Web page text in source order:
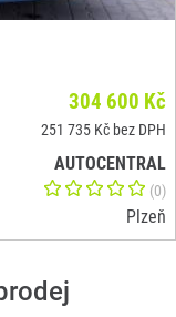
304 600 Kč
251 735 Kč bez DPH
AUTOCENTRAL
(0)
Plzeň